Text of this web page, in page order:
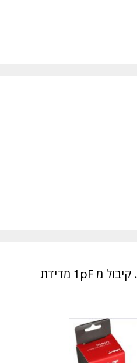
כל המדידות שחלמת… קיבול מ 1pF מדידת